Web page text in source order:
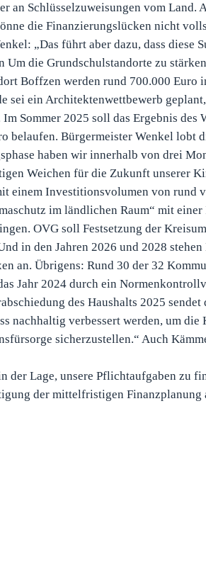
an Schlüsselzuweisungen vom Land.
die Finanzierungslücken nicht
„Das führt aber dazu, dass diese
die Grundschulstandorte zu
Boffzen werden rund 700.000 Euro
sei ein Architektenwettbewerb
Sommer 2025 soll das Ergebnis des
belaufen. Bürgermeister Wenkel lobt
haben wir innerhalb von drei
Weichen für die Zukunft unserer
einem Investitionsvolumen von
im ländlichen Raum“ mit
OVG soll Festsetzung der
in den Jahren 2026 und 2028
an. Übrigens: Rund 30 der 32
Jahr 2024 durch ein
des Haushalts 2025
nachhaltig verbessert werden, um
sicherzustellen.“ Auch
der Lage, unsere Pflichtaufgaben zu
der mittelfristigen Finanzplanung